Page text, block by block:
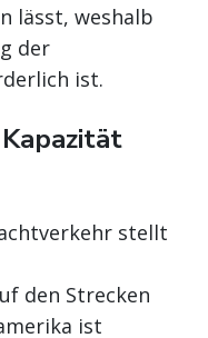
lässt, weshalb
der
ist.
stellt
den Strecken
ist